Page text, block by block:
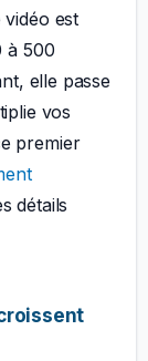
vidéo est
à 500
elle passe
vos
premier
détails